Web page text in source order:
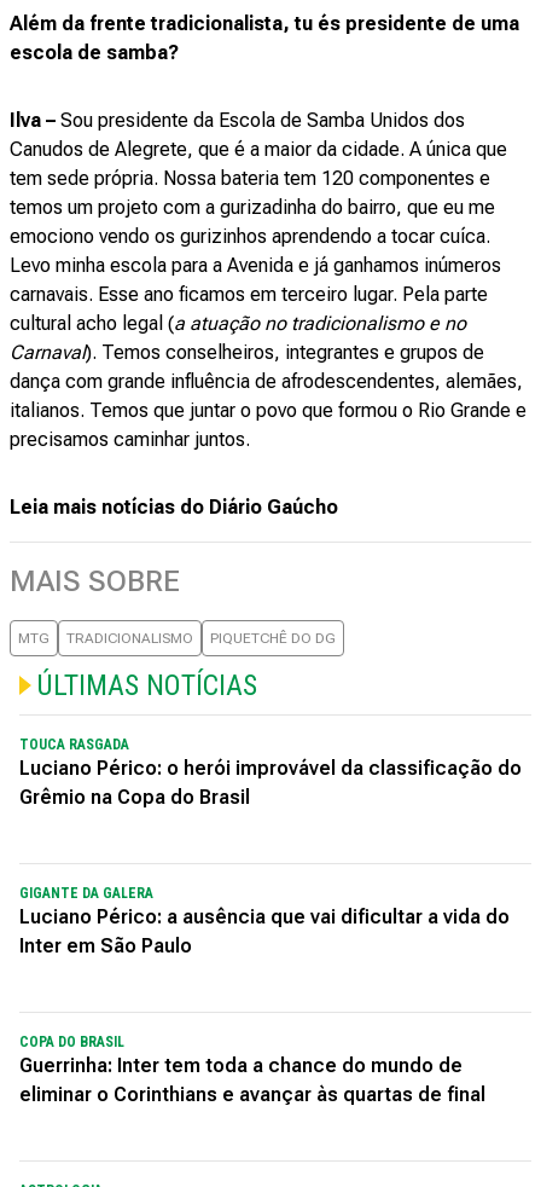
Além da frente tradicionalista, tu és presidente de uma
escola de samba?
Ilva – Sou presidente da Escola de Samba Unidos dos
Canudos de Alegrete, que é a maior da cidade. A única que
tem sede própria. Nossa bateria tem 120 componentes e
temos um projeto com a gurizadinha do bairro, que eu me
emociono vendo os gurizinhos aprendendo a tocar cuíca.
Levo minha escola para a Avenida e já ganhamos inúmeros
carnavais. Esse ano ficamos em terceiro lugar. Pela parte
cultural acho legal (a atuação no tradicionalismo e no
Carnaval). Temos conselheiros, integrantes e grupos de
dança com grande influência de afrodescendentes, alemães,
italianos. Temos que juntar o povo que formou o Rio Grande e
precisamos caminhar juntos.
Leia mais notícias do Diário Gaúcho
MAIS SOBRE
MTG TRADICIONALISMO PIQUETCHÊ DO DG
ÚLTIMAS NOTÍCIAS
TOUCA RASGADA
Luciano Périco: o herói improvável da classificação do
Grêmio na Copa do Brasil
GIGANTE DA GALERA
Luciano Périco: a ausência que vai dificultar a vida do
Inter em São Paulo
COPA DO BRASIL
Guerrinha: Inter tem toda a chance do mundo de
eliminar o Corinthians e avançar às quartas de final